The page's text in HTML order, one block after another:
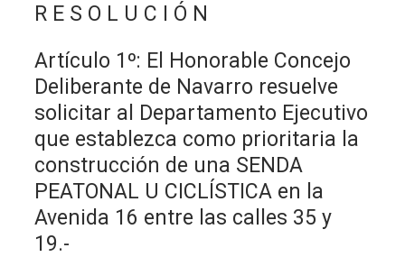
R E S O L U C I Ó N
Artículo 1º: El Honorable Concejo
Deliberante de Navarro resuelve
solicitar al Departamento Ejecutivo
que establezca como prioritaria la
construcción de una SENDA
PEATONAL U CICLÍSTICA en la
Avenida 16 entre las calles 35 y
19.-